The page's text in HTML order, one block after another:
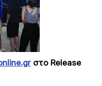
στο Release